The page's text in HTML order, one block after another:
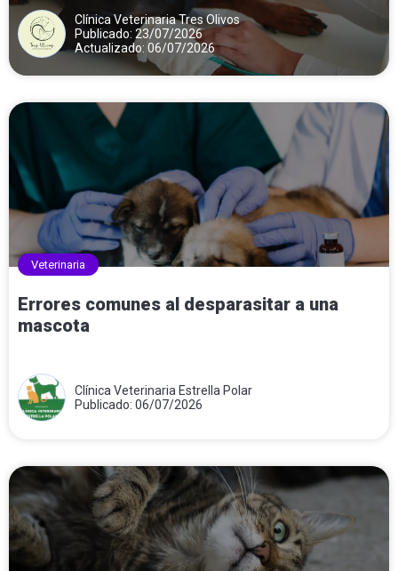
Clínica Veterinaria Tres Olivos
Publicado: 23/07/2026
Actualizado: 06/07/2026
Veterinaria
Errores comunes al desparasitar a una
mascota
Clínica Veterinaria Estrella Polar
Publicado: 06/07/2026